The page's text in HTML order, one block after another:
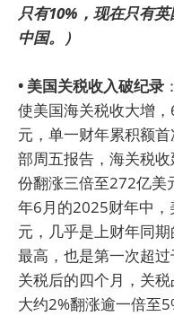
只有10%，现在只有
中国。）
• 美国关税收入破纪录
使美国海关税收大增
元，单一财年累积额
部周五报告，海关税
份翻涨三倍至272亿美
年6月的2025财年中
元，几乎是上财年同
最高，也是第一次超
关税后的四个月，关
大约2%翻涨逾一倍至